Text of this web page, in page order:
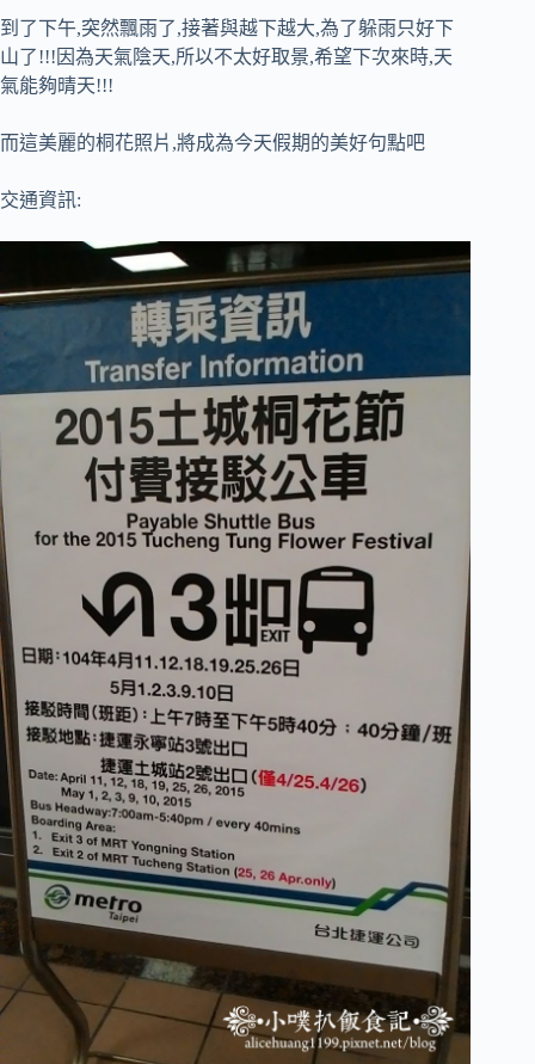
到了下午,突然飄雨了,接著與越下越大,為了躲雨只好下
山了!!!因為天氣陰天,所以不太好取景,希望下次來時,天
氣能夠晴天!!!
而這美麗的桐花照片,將成為今天假期的美好句點吧
交通資訊: